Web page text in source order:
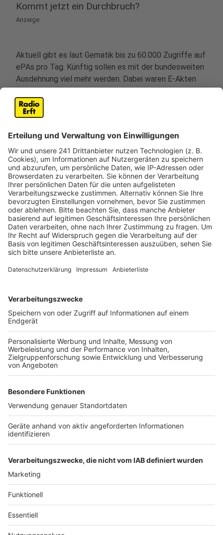
Kommt jetzt ein Durchbruch?
Anzeige
Aktuell gibt es laut Gematik bis zu 60.000 Zugriffe auf
ePAs pro Tag. Künftig sollen es mit der bundesweiten
Ausdehnung viel mehr werden. Dabei waren E-Akten
als Angebot, um das man sich aktiv kümmern muss,
nach jahrelangen Verzögerungen schon 2021
eingeführt worden. Sie wurden aber kaum genutzt. Ein
bekommen alle eine ePA, außer man lehnt es aktiv bei
seiner Kasse ab. Die Widerspruchsquote lag im Schnitt
bei fünf Prozent. Aus Sicht der Verbraucherzentralen
zeigt das nicht eindeutig eine breite Zustimmung, es
könnte auch mangelnde Information und Aufklärung
sein. Auch private Krankenversicherungen können ePAs
anbieten.
Anzeige
Was ist bei Daten für die Forschung geplant?
Vorgesehen ist in einer nächsten Ausbaustufe wohl
2026, dass Daten aus der ePA zu Forschungszwecken
an eine zentrale Stelle weitergeleitet werden. Sie
werden dafür pseudonymisiert verwendet, wie das
Ministerium erläutert - also ohne direkt
personenbeziehbare Angaben wie Name und Adresse.
Versicherte können auch dieser Datennutzung in der
widersprechen. Lauterbach sieht enorme Chancen für
die Forschung mit großen Datenbeständen und
künstlicher Intelligenz.
(dpa)
Anzeige